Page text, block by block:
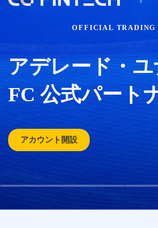
OFFICIAL TRADING
アデレード・
FC 公式パート
アカウント開設